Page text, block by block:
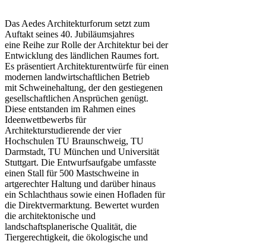
Das Aedes Architekturforum setzt zum
Auftakt seines 40. Jubiläumsjahres
eine Reihe zur Rolle der Architektur bei der
Entwicklung des ländlichen Raumes fort.
Es präsentiert Architekturentwürfe für einen
modernen landwirtschaftlichen Betrieb
mit Schweinehaltung, der den gestiegenen
gesellschaftlichen Ansprüchen genügt.
Diese entstanden im Rahmen eines
Ideenwettbewerbs für
Architekturstudierende der vier
Hochschulen TU Braunschweig, TU
Darmstadt, TU München und Universität
Stuttgart. Die Entwurfsaufgabe umfasste
einen Stall für 500 Mastschweine in
artgerechter Haltung und darüber hinaus
ein Schlachthaus sowie einen Hofladen für
die Direktvermarktung. Bewertet wurden
die architektonische und
landschaftsplanerische Qualität, die
Tiergerechtigkeit, die ökologische und